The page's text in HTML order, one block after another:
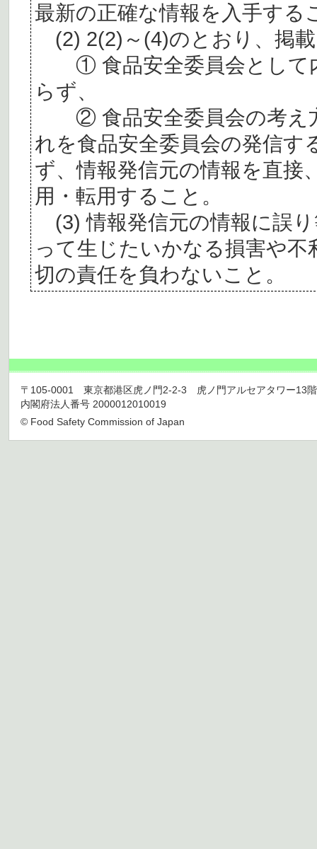
最新の正確な情報を入手する
(2) 2(2)～(4)のとおり、掲
① 食品安全委員会として
らず、
② 食品安全委員会の考え
れを食品安全委員会の発信す
ず、情報発信元の情報を直接
用・転用すること。
(3) 情報発信元の情報に誤
って生じたいかなる損害や
切の責任を負わないこと。
〒105-0001 東京都港区虎ノ門2-2-3 虎ノ門アルセアタワー13
内閣府法人番号 2000012010019
© Food Safety Commission of Japan